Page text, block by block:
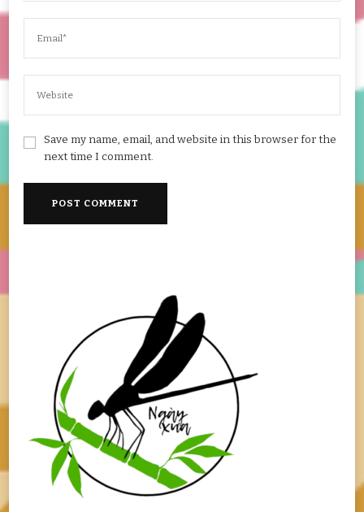
Save my name, email, and website in this browser for the
next time I comment.